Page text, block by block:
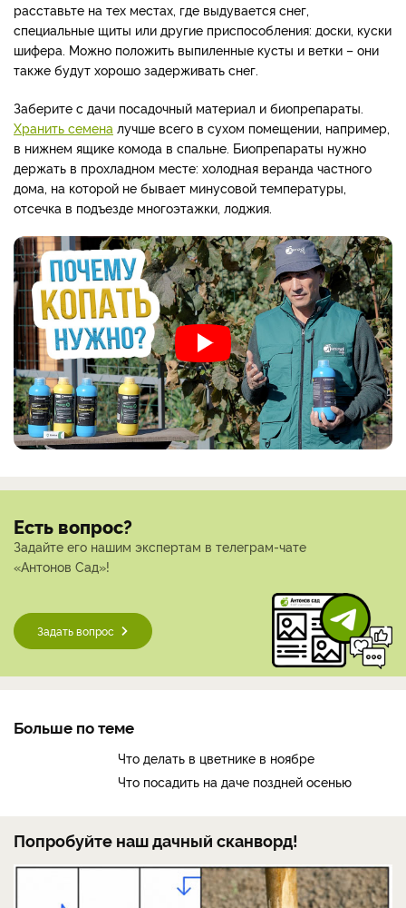
расставьте на тех местах, где выдувается снег,
специальные щиты или другие приспособления: доски, куски
шифера. Можно положить выпиленные кусты и ветки – они
также будут хорошо задерживать снег.
Заберите с дачи посадочный материал и биопрепараты.
Хранить семена лучше всего в сухом помещении, например,
в нижнем ящике комода в спальне. Биопрепараты нужно
держать в прохладном месте: холодная веранда частного
дома, на которой не бывает минусовой температуры,
отсечка в подъезде многоэтажки, лоджия.
Есть вопрос?
Задайте его нашим экспертам в телеграм-чате
«Антонов Сад»!
Задать вопрос
Больше по теме
Что делать в цветнике в ноябре
Что посадить на даче поздней осенью
Попробуйте наш дачный сканворд!